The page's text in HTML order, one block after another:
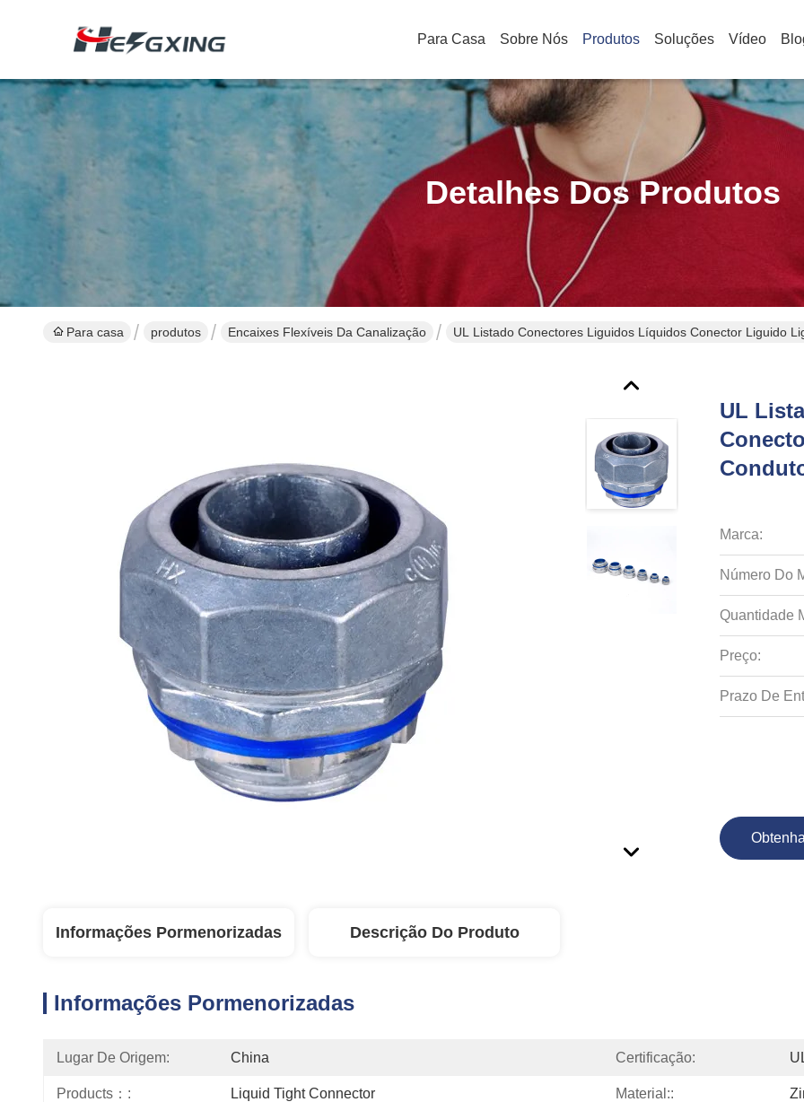
Para Casa Sobre Nós Produtos Soluções Vídeo
Detalhes Dos Produtos
Para casa produtos Encaixes Flexíveis Da Canalização UL Listado Conectores Liguidos Líquidos Conector Liguido
UL
Marca:
Número Do
Quantidade
Preço:
Prazo De
Informações Pormenorizadas Descrição Do Produto
Informações Pormenorizadas
Lugar De Origem: China Certificação:
Products：: Liquid Tight Connector Material::